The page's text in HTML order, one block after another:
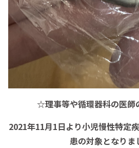
☆理事等や循環器科の医師
2021年11月1日より小児慢性特定
患の対象となり